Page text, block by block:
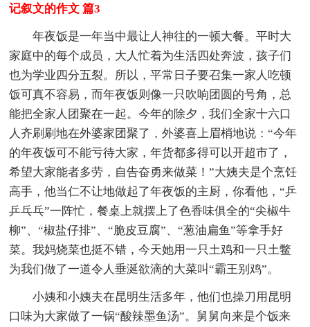
记叙文的作文 篇3
年夜饭是一年当中最让人神往的一顿大餐。平时大
家庭中的每个成员，大人忙着为生活四处奔波，孩子们
也为学业四分五裂。所以，平常日子要召集一家人吃顿
饭可真不容易，而年夜饭则像一只吹响团圆的号角，总
能把全家人团聚在一起。今年的除夕，我们全家十六口
人齐刷刷地在外婆家团聚了，外婆喜上眉梢地说：“今年
的年夜饭可不能亏待大家，年货都多得可以开超市了，
希望大家能者多劳，自告奋勇来做菜！”大姨夫是个烹饪
高手，他当仁不让地做起了年夜饭的主厨，你看他，“乒
乒乓乓”一阵忙，餐桌上就摆上了色香味俱全的“尖椒牛
柳”、“椒盐仔排”、“脆皮豆腐”、“葱油扁鱼”等拿手好
菜。我妈烧菜也挺不错，今天她用一只土鸡和一只土鳖
为我们做了一道令人垂涎欲滴的大菜叫“霸王别鸡”。
小姨和小姨夫在昆明生活多年，他们也操刀用昆明
口味为大家做了一锅“酸辣墨鱼汤”。舅舅向来是个饭来